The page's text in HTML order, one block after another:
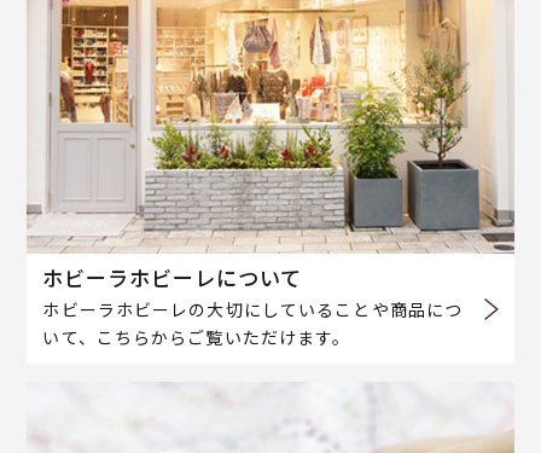
ホビーラホビーレについて
ホビーラホビーレの大切にしていることや商品につ
いて、こちらからご覧いただけます。